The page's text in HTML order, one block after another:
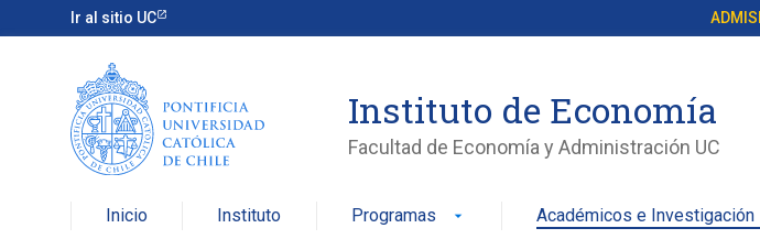
Ir al sitio UC
Instituto de Economía
Facultad de Economía y Administración UC
Inicio Instituto Programas arrow_drop_down Académicos e Investigación